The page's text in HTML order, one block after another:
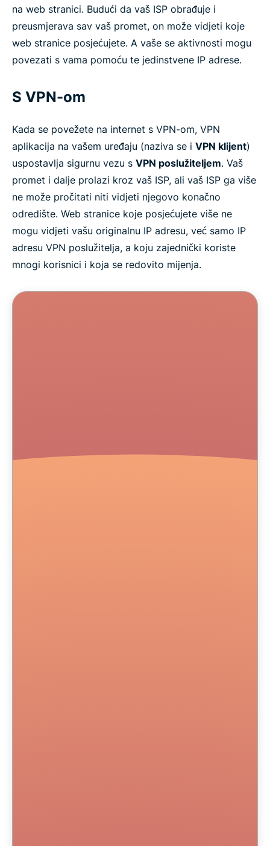
na web stranici. Budući da vaš ISP obrađuje i
preusmjerava sav vaš promet, on može vidjeti koje
web stranice posjećujete. A vaše se aktivnosti mogu
povezati s vama pomoću te jedinstvene IP adrese.
S VPN-om
Kada se povežete na internet s VPN-om, VPN
aplikacija na vašem uređaju (naziva se i VPN klijent)
uspostavlja sigurnu vezu s VPN poslužiteljem. Vaš
promet i dalje prolazi kroz vaš ISP, ali vaš ISP ga više
ne može pročitati niti vidjeti njegovo konačno
odredište. Web stranice koje posjećujete više ne
mogu vidjeti vašu originalnu IP adresu, već samo IP
adresu VPN poslužitelja, a koju zajednički koriste
mnogi korisnici i koja se redovito mijenja.